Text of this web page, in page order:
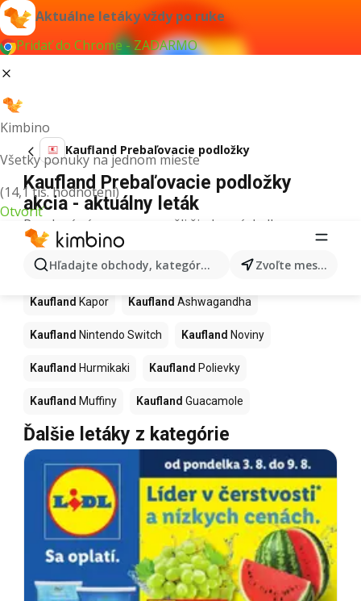
Aktuálne letáky vždy po ruke
Pridať do Chrome - ZADARMO
Kimbino
Všetky ponuky na jednom mieste
(14,1 tis. hodnotení)
Otvoriť
Hľadajte obchody, kategórie, produkty... Zvoľte mesto
Kaufland Prebaľovacie podložky
Kaufland Prebaľovacie podložky
akcia - aktuálny leták
Pre daný výraz sme nenašli žiadne výsledky.
Ďalšie produkty v obchodoch
Kaufland
Kaufland Kapor Kaufland Ashwagandha
Kaufland Nintendo Switch Kaufland Noviny
Kaufland Hurmikaki Kaufland Polievky
Kaufland Muffiny Kaufland Guacamole
Ďalšie letáky z kategórie